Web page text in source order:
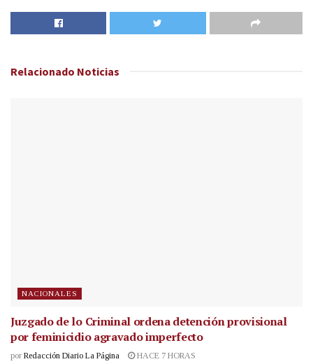
Relacionado Noticias
NACIONALES
Juzgado de lo Criminal ordena detención provisional
por feminicidio agravado imperfecto
por Redacción Diario La Página HACE 7 HORAS